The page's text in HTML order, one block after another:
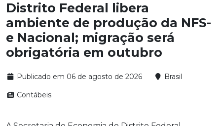
Distrito Federal libera
ambiente de produção da NFS-
e Nacional; migração será
obrigatória em outubro
Publicado em 06 de agosto de 2026 Brasil
Contábeis